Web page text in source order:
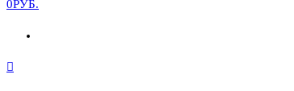
0РУБ.